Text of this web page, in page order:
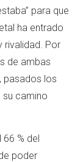
para que
ha entrado
rivalidad. Por
de ambas
pasados los
su camino
% del
poder